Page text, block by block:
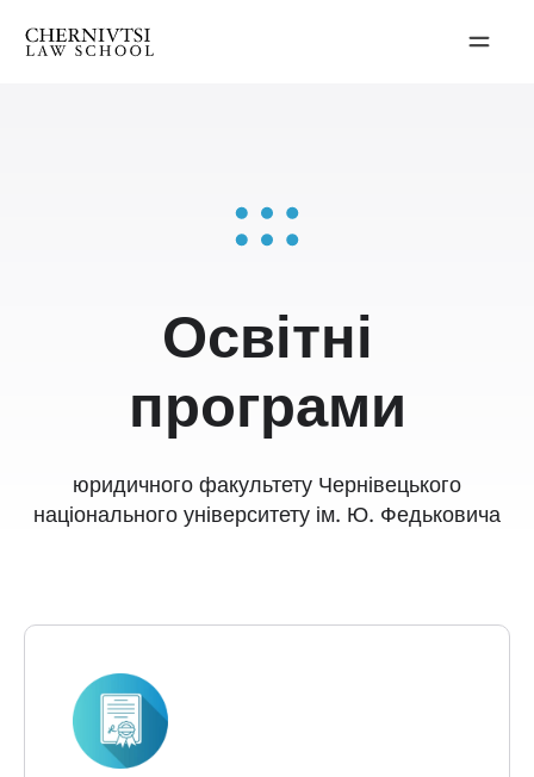
Освітні
програми
юридичного факультету Чернівецького
національного університету ім. Ю. Федьковича